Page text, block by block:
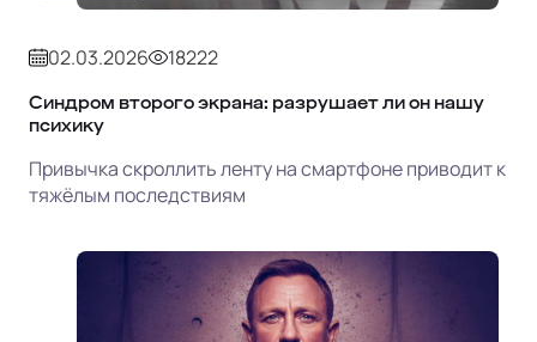
02.03.2026 18222
Синдром второго экрана: разрушает ли он нашу
психику
Привычка скроллить ленту на смартфоне приводит к
тяжёлым последствиям